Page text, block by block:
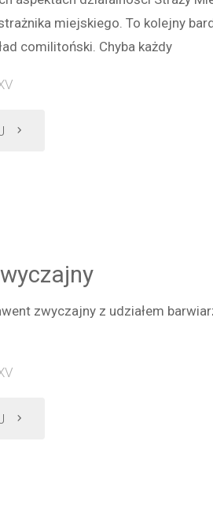
miejskiego. To kolejny
comilitoński. Chyba każdy
"Wykład
życia
Miejskiej"
zwyczajny z udziałem
"Konwent